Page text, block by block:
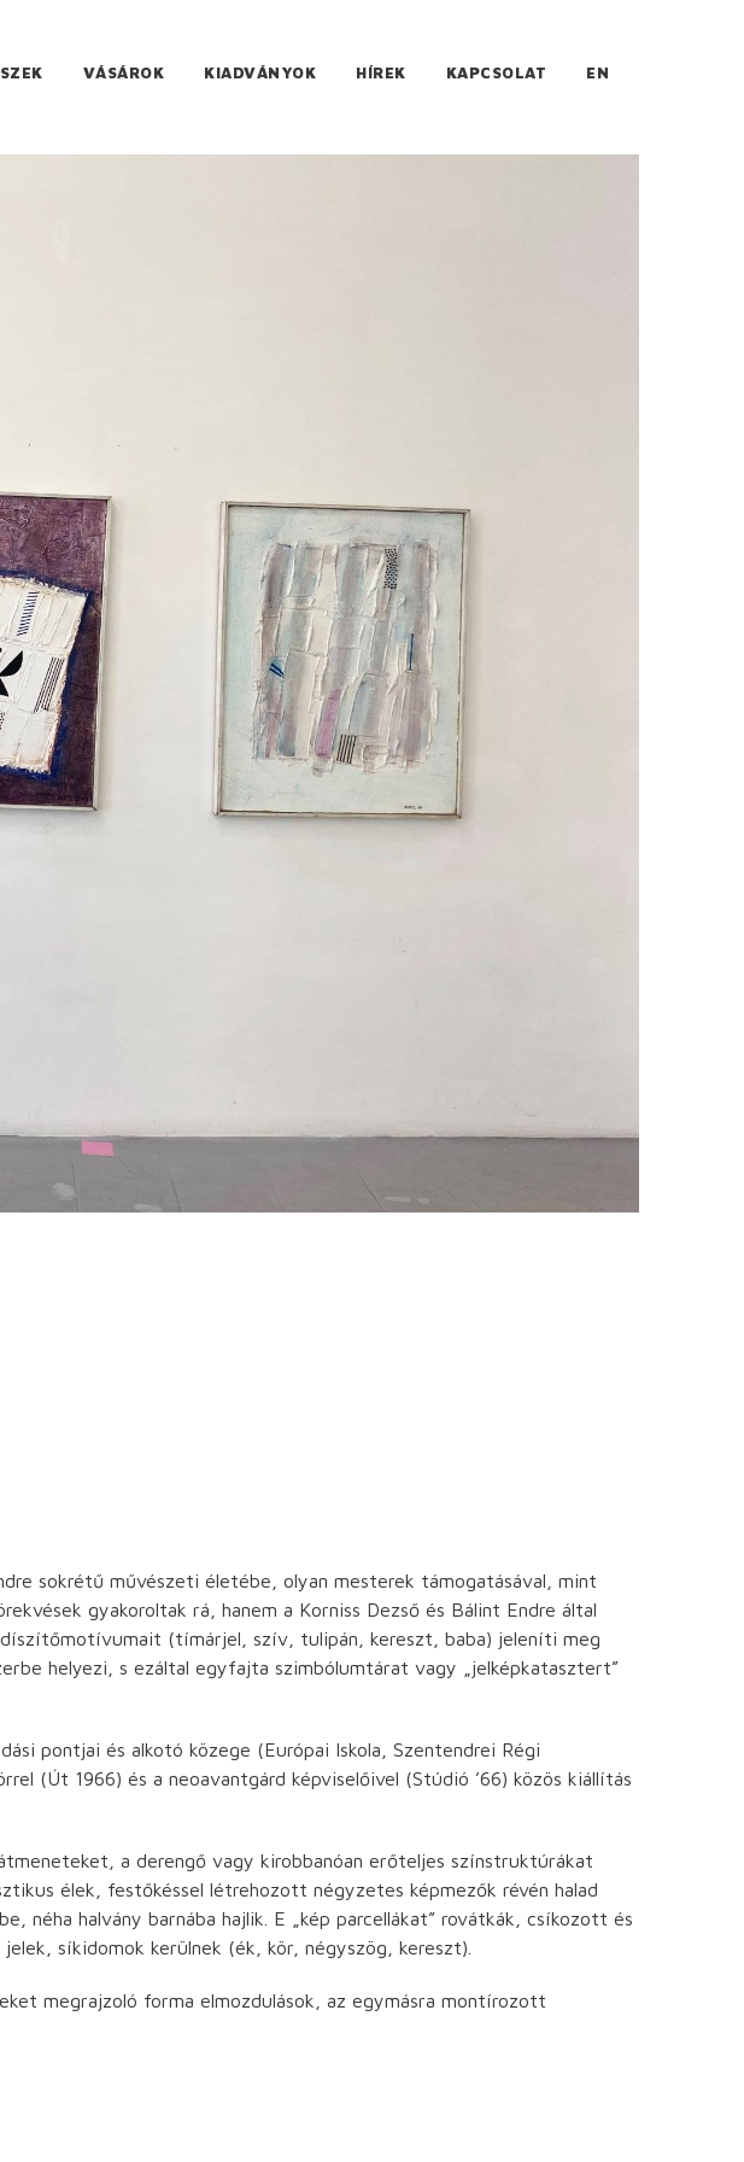
VÁSÁROK KIADVÁNYOK HÍREK KAPCSOLAT EN
sokrétű művészeti életébe, olyan mesterek támogatásával, mint
gyakoroltak rá, hanem a Korniss Dezső és Bálint Endre által
(tímárjel, szív, tulipán, kereszt, baba) jeleníti meg
helyezi, s ezáltal egyfajta szimbólumtárat vagy „jelképkatasztert”
pontjai és alkotó közege (Európai Iskola, Szentendrei Régi
(Út 1966) és a neoavantgárd képviselőivel (Stúdió ’66) közös kiállítás
a derengő vagy kirobbanóan erőteljes színstruktúrákat
élek, festőkéssel létrehozott négyzetes képmezők révén halad
néha halvány barnába hajlik. E „kép parcellákat” rovátkák, csíkozott és
síkidomok kerülnek (ék, kör, négyszög, kereszt).
megrajzoló forma elmozdulások, az egymásra montírozott